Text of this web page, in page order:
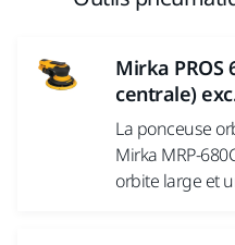
Mirka PROS
centrale)
La ponceuse
Mirka MRP-
orbite large et